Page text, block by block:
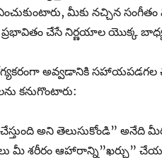
మీకు నచ్చిన
చేసే నిర్ణయాల యొక్క
అవ్వడానికి సహాయపడగల
కనుగొంటారు:
అని తెలుసుకోండి”
మీ శరీరం ఆహారాన్ని”ఖర్చు”